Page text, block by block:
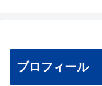
プロフィール